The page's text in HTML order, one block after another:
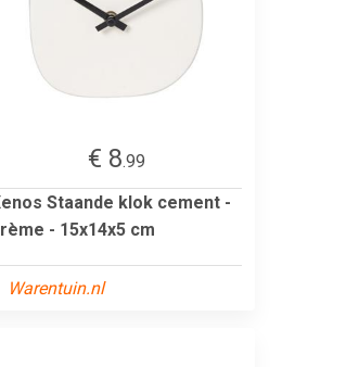
€ 8.99
Staande klok cement -
- 15x14x5 cm
Warentuin.nl